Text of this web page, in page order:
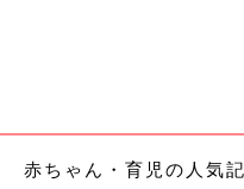
赤ちゃん・育児の人気